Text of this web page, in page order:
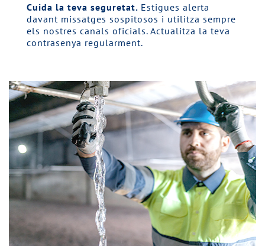
Cuida la teva seguretat. Estigues alerta
davant missatges sospitosos i utilitza sempre
els nostres canals oficials. Actualitza la teva
contrasenya regularment.